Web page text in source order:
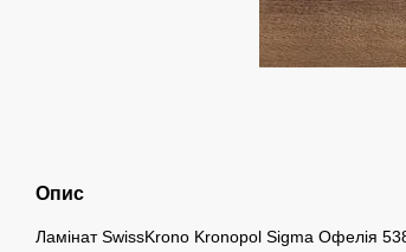
Опис
Ламінат SwissKrono Kronopol Sigma Офелія